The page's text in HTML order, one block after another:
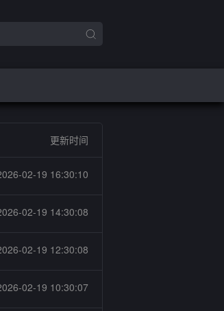
更新时间
02-19 16:30:10
02-19 14:30:08
02-19 12:30:08
02-19 10:30:07